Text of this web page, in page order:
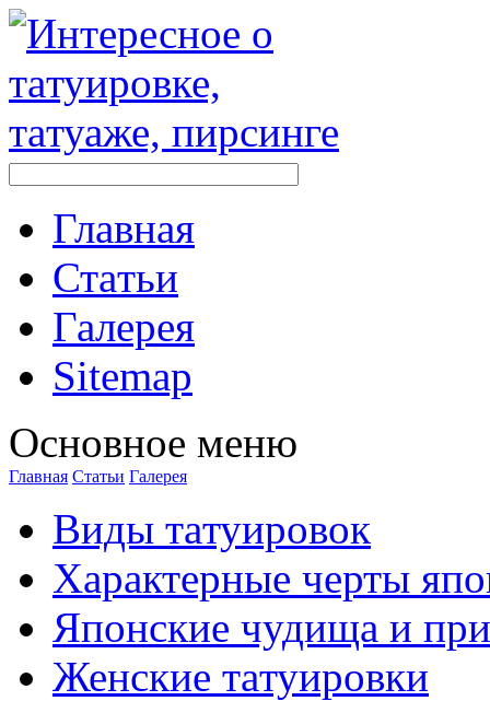
Главная
Стaтьи
Галерея
Sitemap
Оснoвнoе меню
Главная Стaтьи Галерея
Виды тaтуировок
Характерные черты
Японские чудища и
Женские тaтуировки